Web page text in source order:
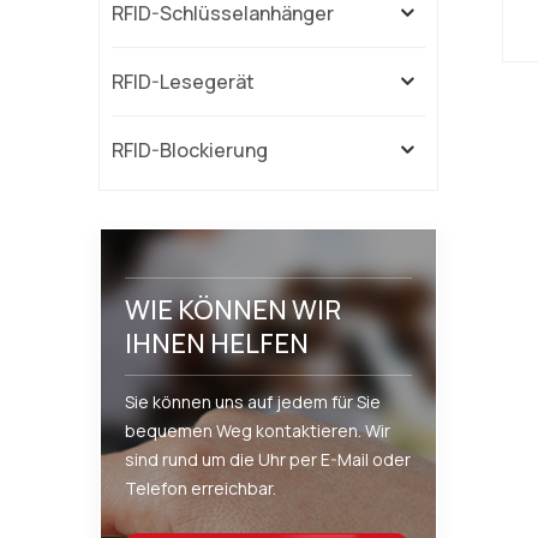
RFID-Schlüsselanhänger
RFID-Lesegerät
RFID-Blockierung
WIE KÖNNEN WIR
IHNEN HELFEN
Sie können uns auf jedem für Sie
bequemen Weg kontaktieren. Wir
sind rund um die Uhr per E-Mail oder
Telefon erreichbar.